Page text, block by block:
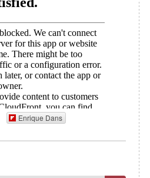
Enrique Dans